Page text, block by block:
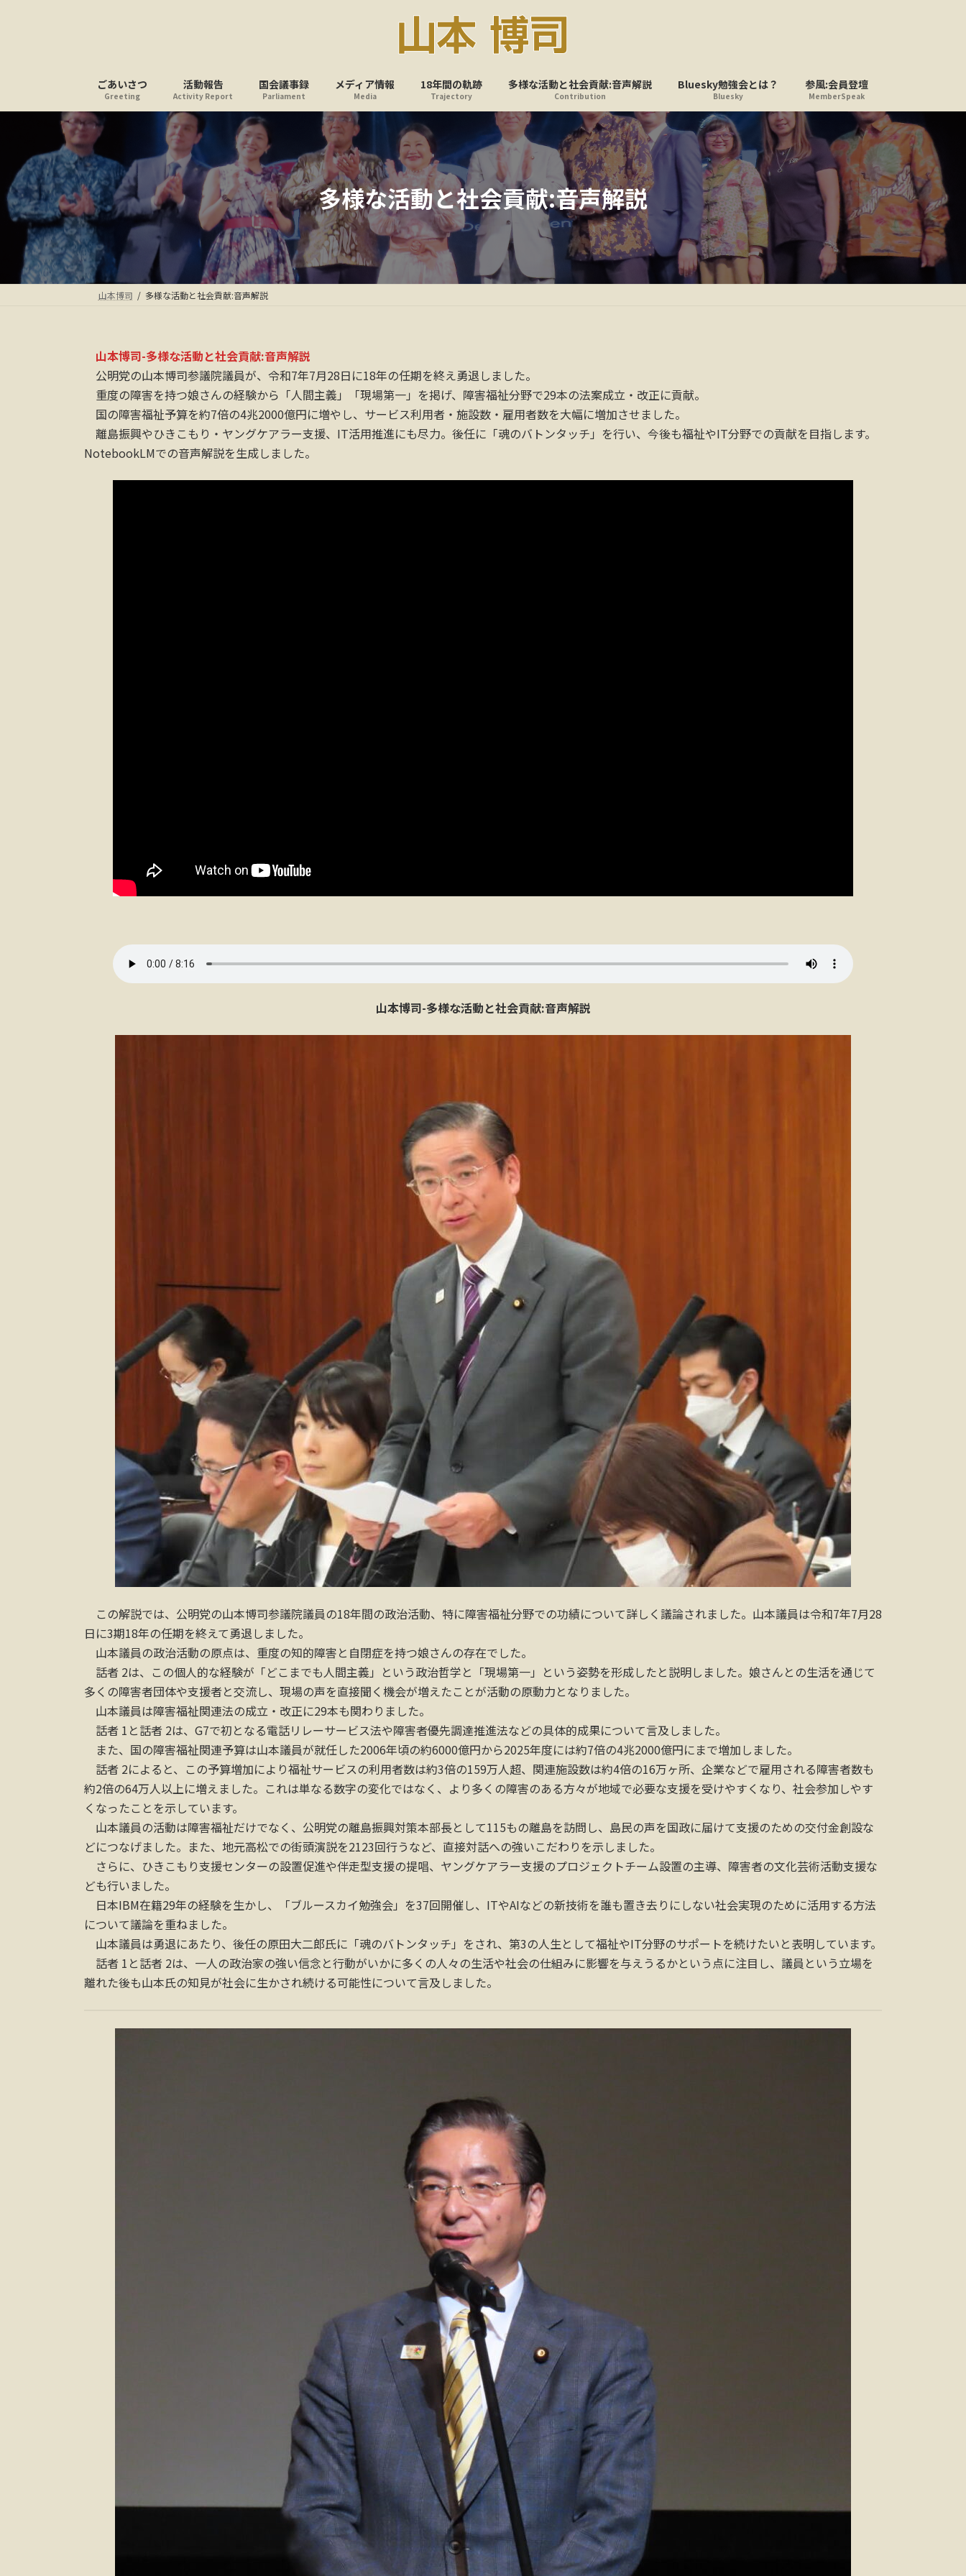
ス
ン
ごあいさつ
Greeting
活動報告
Activity Report
国会議事録
Parliament
メディア情報
Media
18年間の軌跡
Trajectory
多様な活動と社会貢献:音声解説
Contribution
Bluesky勉強会とは？
Bluesky
参風:会員登壇
MemberSpeak
多様な活動と社会貢献:音声解説
山本博司 多様な活動と社会貢献:音声解説
山本博司-多様な活動と社会貢献:音声解説
公明党の山本博司参議院議員が、令和7年7月28日に18年の任期を終え勇退しました。
重度の障害を持つ娘さんの経験から「人間主義」「現場第一」を掲げ、障害福祉分野で29本の法案成立・改正に貢献。
国の障害福祉予算を約7倍の4兆2000億円に増やし、サービス利用者・施設数・雇用者数を大幅に増加させました。
離島振興やひきこもり・ヤングケアラー支援、IT活用推進にも尽力。後任に「魂のバトンタッチ」を行い、今後も福祉やIT分野での貢献を目指します。
NotebookLMでの音声解説を生成しました。
山本博司-多様な活動と社会貢献:音声解説
この解説では、公明党の山本博司参議院議員の18年間の政治活動、特に障害福祉分野での功績について詳しく議論されました。山本議員は令和7年7月28
日に3期18年の任期を終えて勇退しました。
山本議員の政治活動の原点は、重度の知的障害と自閉症を持つ娘さんの存在でした。
話者 2は、この個人的な経験が「どこまでも人間主義」という政治哲学と「現場第一」という姿勢を形成したと説明しました。娘さんとの生活を通じて
多くの障害者団体や支援者と交流し、現場の声を直接聞く機会が増えたことが活動の原動力となりました。
山本議員は障害福祉関連法の成立・改正に29本も関わりました。
話者 1と話者 2は、G7で初となる電話リレーサービス法や障害者優先調達推進法などの具体的成果について言及しました。
また、国の障害福祉関連予算は山本議員が就任した2006年頃の約6000億円から2025年度には約7倍の4兆2000億円にまで増加しました。
話者 2によると、この予算増加により福祉サービスの利用者数は約3倍の159万人超、関連施設数は約4倍の16万ヶ所、企業などで雇用される障害者数も
約2倍の64万人以上に増えました。これは単なる数字の変化ではなく、より多くの障害のある方々が地域で必要な支援を受けやすくなり、社会参加しやす
くなったことを示しています。
山本議員の活動は障害福祉だけでなく、公明党の離島振興対策本部長として115もの離島を訪問し、島民の声を国政に届けて支援のための交付金創設な
どにつなげました。また、地元高松での街頭演説を2123回行うなど、直接対話への強いこだわりを示しました。
さらに、ひきこもり支援センターの設置促進や伴走型支援の提唱、ヤングケアラー支援のプロジェクトチーム設置の主導、障害者の文化芸術活動支援な
ども行いました。
日本IBM在籍29年の経験を生かし、「ブルースカイ勉強会」を37回開催し、ITやAIなどの新技術を誰も置き去りにしない社会実現のために活用する方法
について議論を重ねました。
山本議員は勇退にあたり、後任の原田大二郎氏に「魂のバトンタッチ」をされ、第3の人生として福祉やIT分野のサポートを続けたいと表明しています。
話者 1と話者 2は、一人の政治家の強い信念と行動がいかに多くの人々の生活や社会の仕組みに影響を与えうるかという点に注目し、議員という立場を
離れた後も山本氏の知見が社会に生かされ続ける可能性について言及しました。